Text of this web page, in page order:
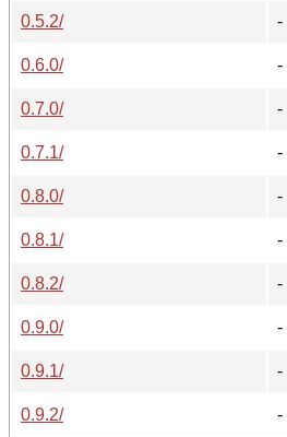
0.5.2/
-
0.6.0/
-
0.7.0/
-
0.7.1/
-
0.8.0/
-
0.8.1/
-
0.8.2/
-
0.9.0/
-
0.9.1/
-
0.9.2/
-